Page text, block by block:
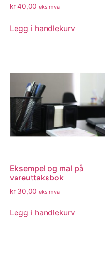
kr 40,00 eks mva
Legg i handlekurv
Eksempel og mal på
vareuttaksbok
kr 30,00 eks mva
Legg i handlekurv